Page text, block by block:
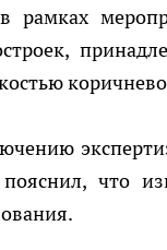
рамках
что